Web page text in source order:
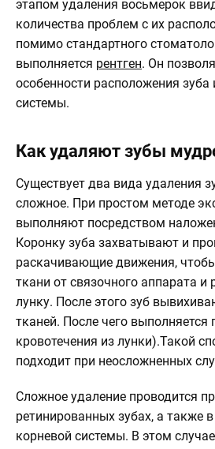
этапом удаления восьмерок
количества проблем с их
помимо стандартного
выполняется рентген. Он
особенности расположения зуба
системы.
Как удаляют зубы
Существует два вида удаления
сложное. При простом методе
выполняют посредством
Коронку зуба захватывают и
раскачивающие движения,
ткани от связочного аппарата
лунку. После этого зуб
тканей. После чего выполняется
кровотечения из лунки).Такой
подходит при неосложненных
Сложное удаление проводится
ретинированных зубах, а также
корневой системы. В этом